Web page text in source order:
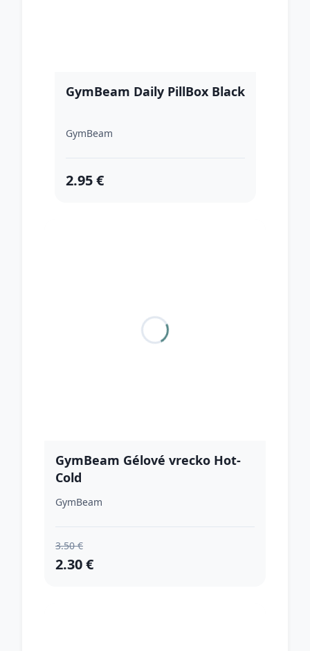
GymBeam Daily PillBox Black
GymBeam
2.95 €
GymBeam Gélové vrecko Hot-
Cold
GymBeam
3.50 €
2.30 €